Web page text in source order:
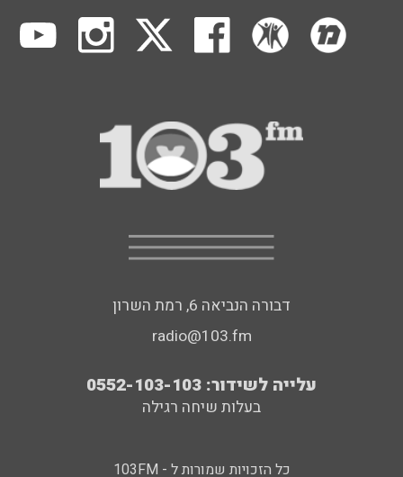
דבורה הנביאה 6, רמת השרון
radio@103.fm
עלייה לשידור: 0552-103-103
בעלות שיחה רגילה
כל הזכויות שמורות ל - 103FM